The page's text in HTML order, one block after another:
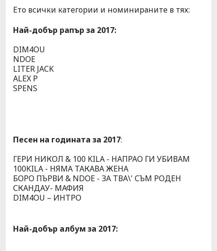
Ето всички категории и номинираните в тях:
Най-добър рапър за 2017:
DIM4OU
NDOE
LITER JACK
ALEX P
SPENS
Песен на годината за 2017:
ГЕРИ НИКОЛ & 100 KILA - НАПРАО ГИ УБИВАМ
100KILA - НЯМА ТАКАВА ЖЕНА
БОРО ПЪРВИ & NDOE - ЗА ТВА\' СЪМ РОДЕН
СКАНДАУ- МАФИЯ
DIM4OU – ИНТРО
Най-добър албум за 2017: